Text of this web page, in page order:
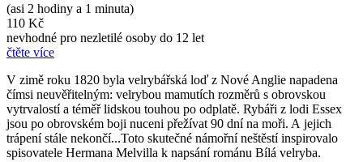
(asi 2 hodiny a 1 minuta)
110 Kč
nevhodné pro nezletilé osoby do 12 let
čtěte více
V zimě roku 1820 byla velrybářská loď z Nové Anglie napadena
čímsi neuvěřitelným: velrybou mamutích rozměrů s obrovskou
vytrvalostí a téměř lidskou touhou po odplatě. Rybáři z lodi Essex
jsou po obrovském boji nuceni přežívat 90 dní na moři. A jejich
trápení stále nekončí...Toto skutečné námořní neštěstí inspirovalo
spisovatele Hermana Melvilla k napsání románu Bílá velryba.